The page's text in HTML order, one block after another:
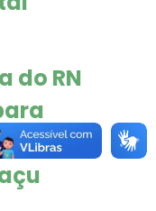
do RN
em